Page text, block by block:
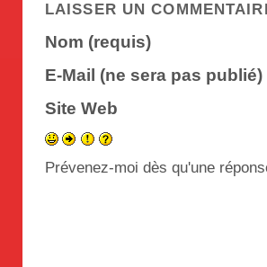
LAISSER UN
Nom (requis)
E-Mail (ne sera pas
Site Web
Prévenez-moi dès qu'une